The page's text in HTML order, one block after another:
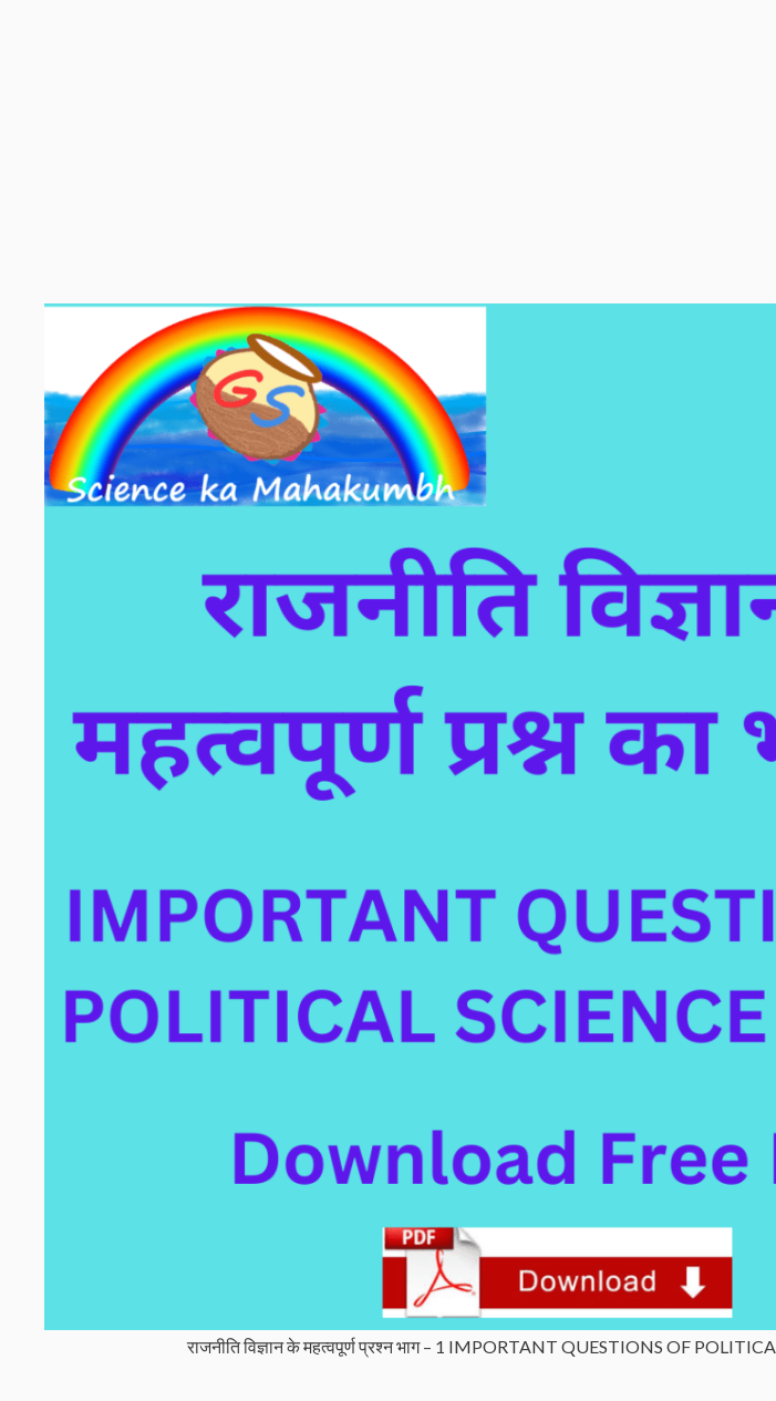
राजनीति विज्ञान के महत्वपूर्ण प्रश्न भाग – 1 IMPORTANT QUESTIONS OF